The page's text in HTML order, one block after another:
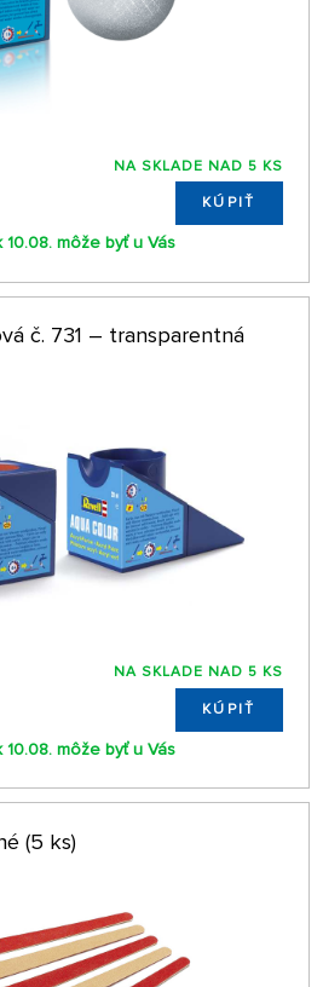
NA SKLADE NAD 5 KS
KÚPIŤ
10.08. môže byť u Vás
č. 731 – transparentná
NA SKLADE NAD 5 KS
KÚPIŤ
10.08. môže byť u Vás
(5 ks)